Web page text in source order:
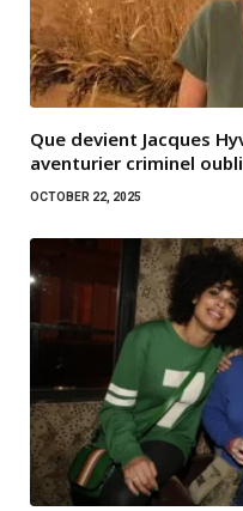
Que devient Jacques
aventurier criminel
OCTOBER 22, 2025